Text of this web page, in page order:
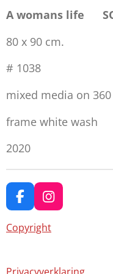
A womans life
80 x 90 cm.
# 1038
mixed media on
frame white wash
2020
F
a
c
I
n
s
Copyright